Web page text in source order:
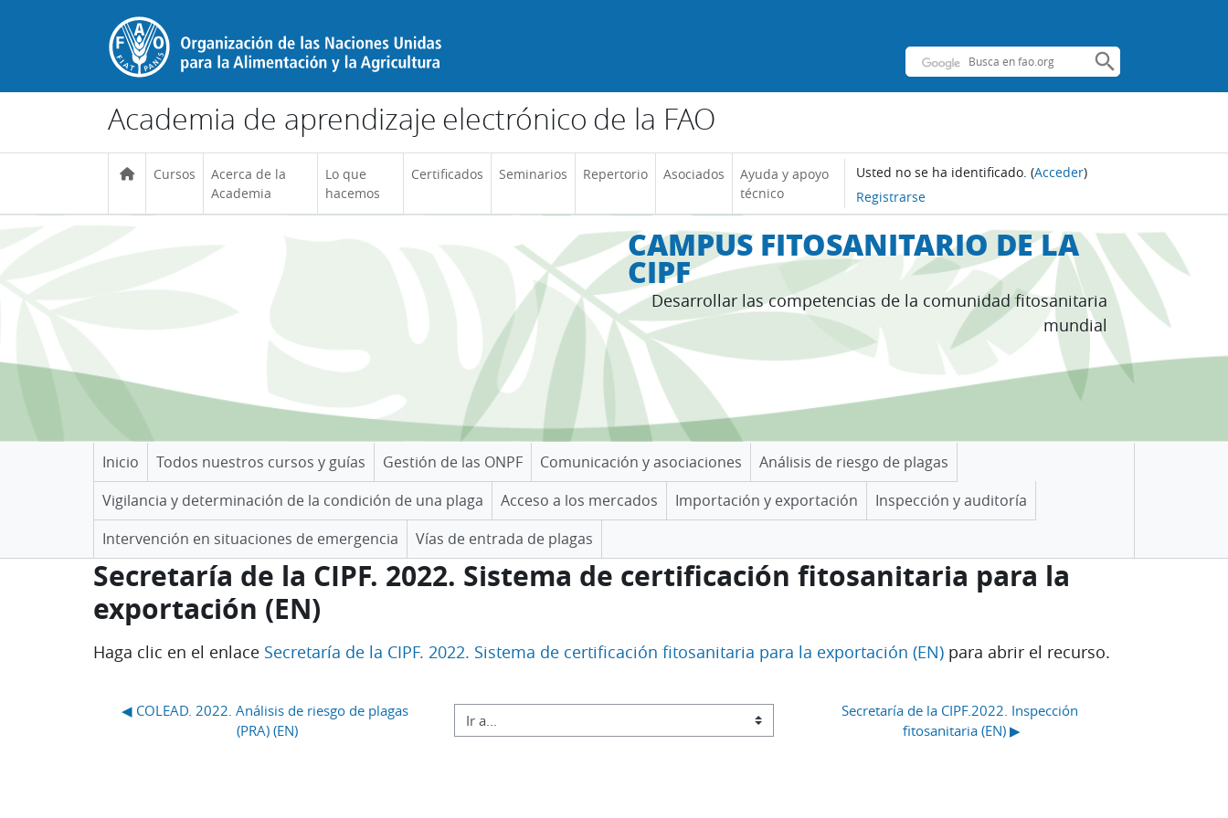
Salta al contenido principal
Academia de aprendizaje electrónico de la FAO
Cursos
Acerca de la
Academia
Lo que
hacemos
Certificados Seminarios Repertorio Asociados
Ayuda y apoyo
técnico
Usted no se ha identificado. (Acceder)
Registrarse
CAMPUS FITOSANITARIO DE LA
CIPF
Desarrollar las competencias de la comunidad fitosanitaria
mundial
Inicio Todos nuestros cursos y guías Gestión de las ONPF Comunicación y asociaciones
Análisis de riesgo de plagas
Vigilancia y determinación de la condición de una plaga
Acceso a los mercados Importación y exportación
Inspección y auditoría
Intervención en situaciones de emergencia
Vías de entrada de plagas
Secretaría de la CIPF. 2022. Sistema de certificación fitosanitaria para la
exportación (EN)
Requisitos de finalización
Haga clic en el enlace Secretaría de la CIPF. 2022. Sistema de certificación fitosanitaria para la exportación (EN) para abrir el recurso.
◀︎ COLEAD. 2022. Análisis de riesgo de plagas
(PRA) (EN)
Ir a...
Secretaría de la CIPF.2022. Inspección
fitosanitaria (EN) ▶︎